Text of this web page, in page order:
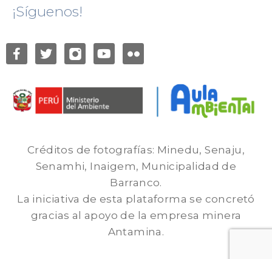
¡Síguenos!
Créditos de fotografías: Minedu, Senaju,
Senamhi, Inaigem, Municipalidad de
Barranco.
La iniciativa de esta plataforma se concretó
gracias al apoyo de la empresa minera
Antamina.